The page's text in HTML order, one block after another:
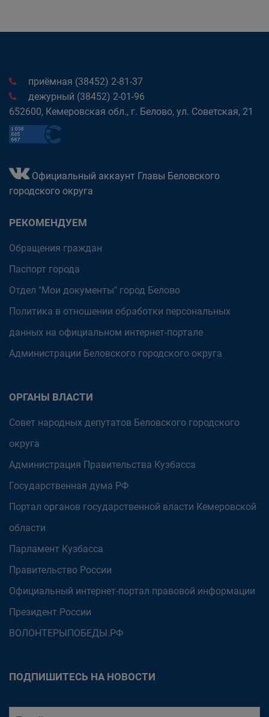
приёмная (38452) 2-81-37
дежурный (38452) 2-01-96
652600, Кемеровская обл., г. Белово, ул. Советская, 21
Официальный аккаунт Главы Беловского
городского округа
РЕКОМЕНДУЕМ
Обращения граждан
Паспорт города
Отдел "Мои документы" город Белово
Политика в отношении обработки персональных
данных на официальном интернет-портале
Администрации Беловского городского округа
ОРГАНЫ ВЛАСТИ
Совет народных депутатов Беловского городского
округа
Администрация Правительства Кузбасса
Государственная дума РФ
Портал органов государственной власти Кемеровской
области
Парламент Кузбасса
Правительство России
Официальный интернет-портал правовой информации
Президент России
ВОЛОНТЕРЫПОБЕДЫ.РФ
ПОДПИШИТЕСЬ НА НОВОСТИ